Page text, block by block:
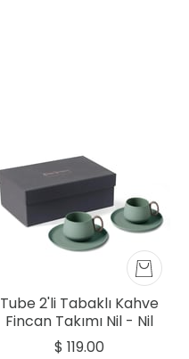
Tube 2'li Tabaklı Kahve
Fincan Takımı Nil - Nil
$ 119.00